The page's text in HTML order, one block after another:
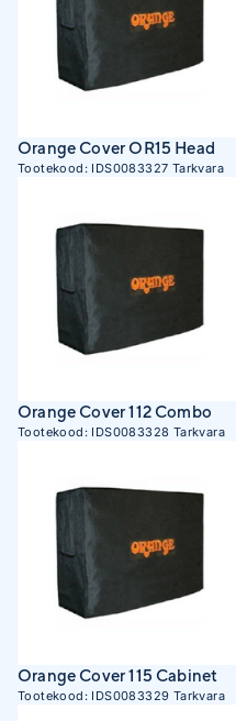
Orange Cover OR15 Head
Tootekood: IDS0083327 Tarkvara
Orange Cover 112 Combo
Tootekood: IDS0083328 Tarkvara
Orange Cover 115 Cabinet
Tootekood: IDS0083329 Tarkvara